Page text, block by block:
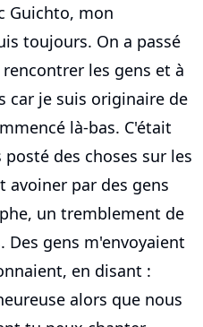
Guichto, mon
toujours. On a passé
les gens et à
car je suis originaire de
là-bas. C'était
des choses sur les
avoiner par des gens
un tremblement de
gens m'envoyaient
en disant :
alors que nous